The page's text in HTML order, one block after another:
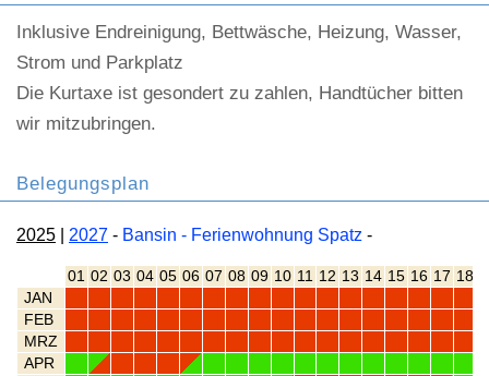
Inklusive Endreinigung, Bettwäsche, Heizung, Wasser,
Strom und Parkplatz
Die Kurtaxe ist gesondert zu zahlen, Handtücher bitten
wir mitzubringen.
Belegungsplan